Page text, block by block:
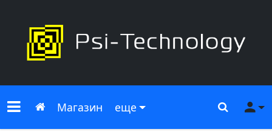
Меню сайта
Главная
Магазин еще Поиск